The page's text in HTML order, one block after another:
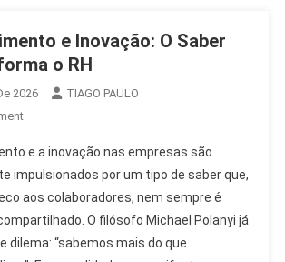
e Inovação: O Saber
o RH
2026
TIAGO PAULO
On
E
Inovação:
O
Saber
Que
e a inovação nas empresas são
impulsionados por um tipo de saber que,
aos colaboradores, nem sempre é
O filósofo Michael Polanyi já
dilema: “sabemos mais do que